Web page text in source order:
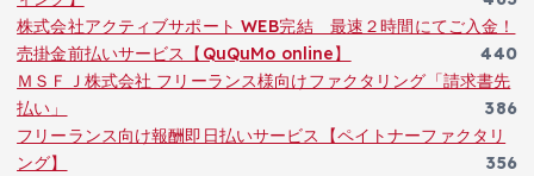
株式会社アクティブサポート WEB完結 最速２時間にてご入金！
売掛金前払いサービス【QuQuMo online】
440
ＭＳＦＪ株式会社 フリーランス様向けファクタリング「請求書先
払い」
386
フリーランス向け報酬即日払いサービス【ペイトナーファクタリ
ング】
356